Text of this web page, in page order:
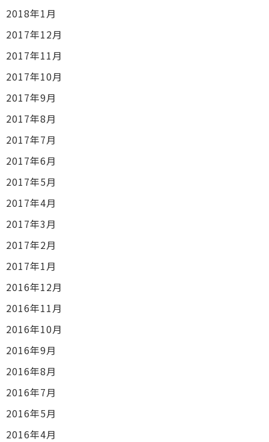
2018年1月
2017年12月
2017年11月
2017年10月
2017年9月
2017年8月
2017年7月
2017年6月
2017年5月
2017年4月
2017年3月
2017年2月
2017年1月
2016年12月
2016年11月
2016年10月
2016年9月
2016年8月
2016年7月
2016年5月
2016年4月